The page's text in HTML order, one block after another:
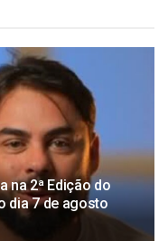
na 2ª Edição do
dia 7 de agosto